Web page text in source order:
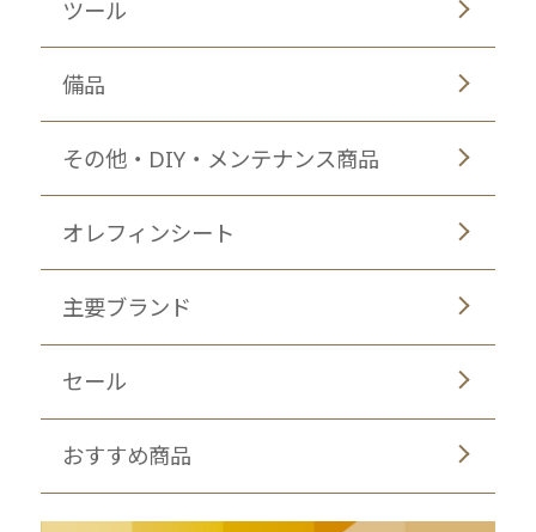
ツール
備品
その他・DIY・メンテナンス商品
オレフィンシート
主要ブランド
セール
おすすめ商品